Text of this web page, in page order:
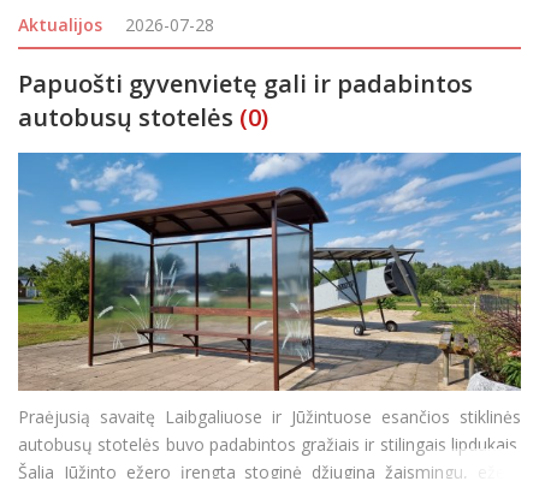
degtinė“ filialo) važiuojančio sunkiasvorio transporto sukeliamų
dulkių. Anot g
Aktualijos 2026-07-28
Papuošti gyvenvietę gali ir padabintos
autobusų stotelės (0)
Praėjusią savaitę Laibgaliuose ir Jūžintuose esančios stiklinės
autobusų stotelės buvo padabintos gražiais ir stilingais lipdukais.
Šalia Jūžinto ežero įrengta stoginė džiugina žaismingu, ežerą